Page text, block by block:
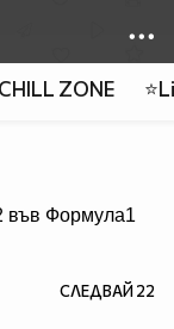
ZONE
във Формула1
СЛЕДВАЙ22